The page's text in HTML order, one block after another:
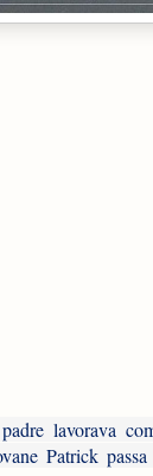
lavorava
Patrick